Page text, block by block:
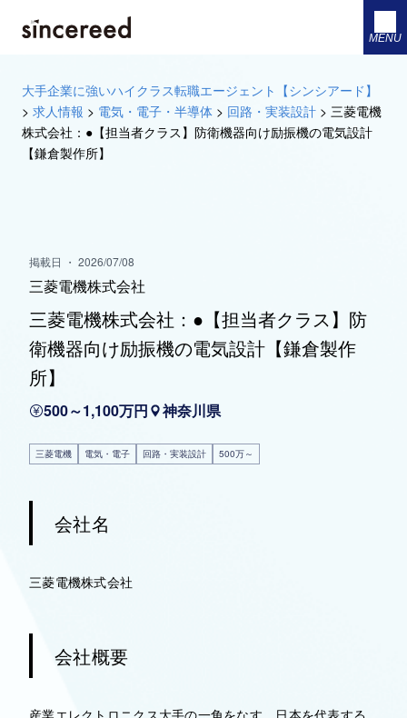
MENU
大手企業に強いハイクラス転職エージェント【シンシアード】
> 求人情報 > 電気・電子・半導体 > 回路・実装設計 > 三菱電機
株式会社：●【担当者クラス】防衛機器向け励振機の電気設計
【鎌倉製作所】
掲載日 ・ 2026/07/08
三菱電機株式会社
三菱電機株式会社：●【担当者クラス】防
衛機器向け励振機の電気設計【鎌倉製作
所】
500～1,100万円 神奈川県
三菱電機 電気・電子 回路・実装設計 500万～
会社名
三菱電機株式会社
会社概要
産業エレクトロニクス大手の一角をなす、日本を代表する